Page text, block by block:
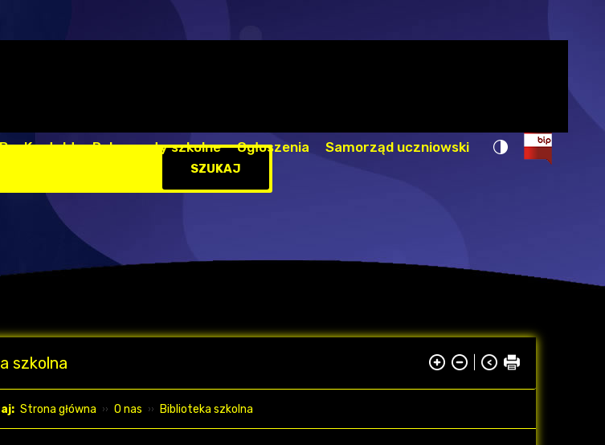
Kontakt Dokumenty szkolne Ogłoszenia Samorząd uczniowski
szkolna
Strona główna O nas Biblioteka szkolna